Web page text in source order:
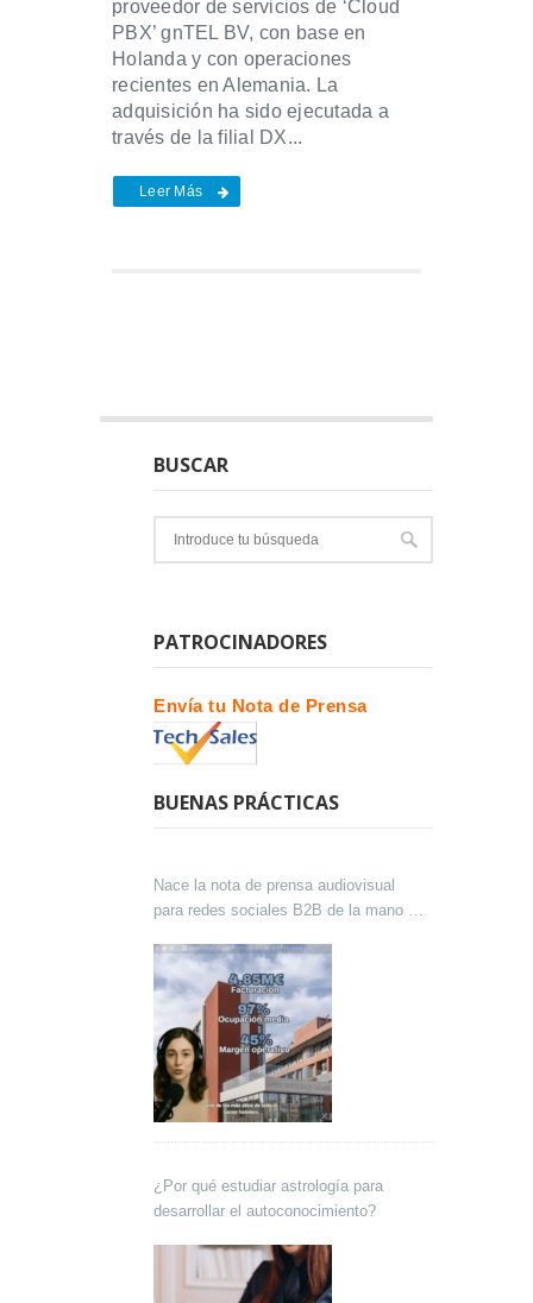
proveedor de servicios de ‘Cloud
PBX’ gnTEL BV, con base en
Holanda y con operaciones
recientes en Alemania. La
adquisición ha sido ejecutada a
través de la filial DX...
Leer Más
BUSCAR
PATROCINADORES
Envía tu Nota de Prensa
BUENAS PRÁCTICAS
Nace la nota de prensa audiovisual
para redes sociales B2B de la mano de
¿Por qué estudiar astrología para
desarrollar el autoconocimiento?